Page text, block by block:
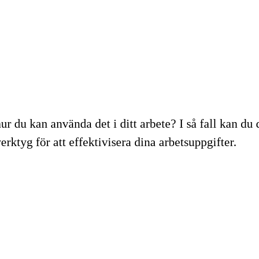
du kan använda det i ditt arbete? I så fall kan du
för att effektivisera dina arbetsuppgifter.